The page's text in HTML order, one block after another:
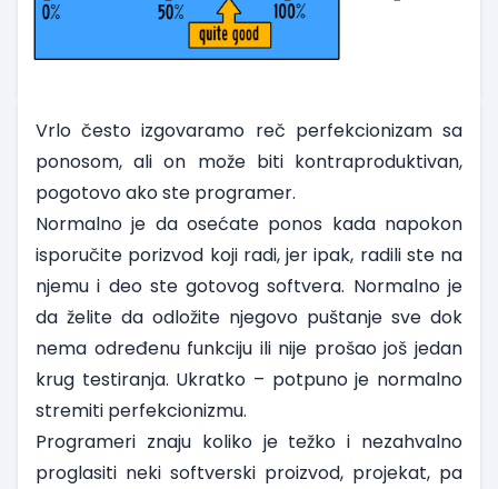
Vrlo često izgovaramo reč perfekcionizam sa
ponosom, ali on može biti kontraproduktivan,
pogotovo ako ste programer.
Normalno je da osećate ponos kada napokon
isporučite porizvod koji radi, jer ipak, radili ste na
njemu i deo ste gotovog softvera. Normalno je
da želite da odložite njegovo puštanje sve dok
nema određenu funkciju ili nije prošao još jedan
krug testiranja. Ukratko – potpuno je normalno
stremiti perfekcionizmu.
Programeri znaju koliko je težko i nezahvalno
proglasiti neki softverski proizvod, projekat, pa